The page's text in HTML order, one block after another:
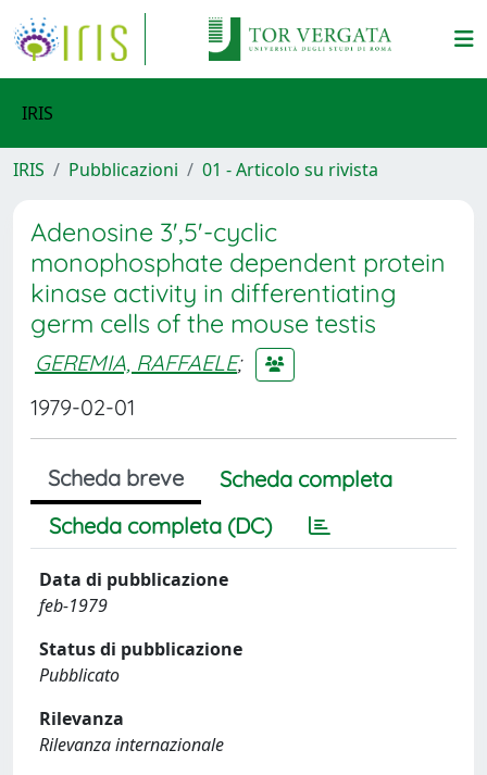
IRIS
IRIS Pubblicazioni 01 - Articolo su rivista
Adenosine 3',5'-cyclic
monophosphate dependent protein
kinase activity in differentiating
germ cells of the mouse testis
GEREMIA, RAFFAELE;
1979-02-01
Scheda breve
Scheda completa
Scheda completa (DC)
Data di pubblicazione
feb-1979
Status di pubblicazione
Pubblicato
Rilevanza
Rilevanza internazionale